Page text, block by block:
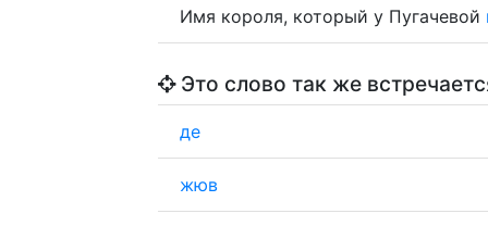
Имя короля, который у Пугачевой
Это слово так же
де
жюв